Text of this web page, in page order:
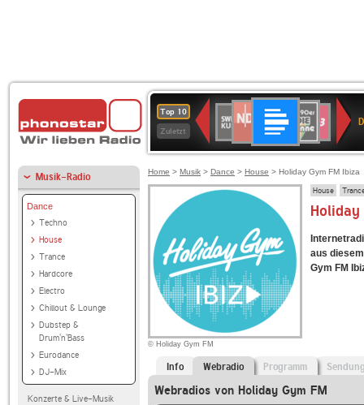
Top 10
Zuletzt
Deutschlandfunk
80er
90er
OLDIE
ANTENNE
SWR3
SWR
Kultur
2
Musik-Radio
Dance
Techno
House
Trance
Hardcore
Electro
Chillout & Lounge
Dubstep &
Drum'n'Bass
Eurodance
DJ-Mix
Konzerte & Live-Musik
Home > Musik > Dance > House > Holiday Gym FM Ibiza
© Holiday Gym FM
House
Holiday
aus
Gym FM
Info Webradio Programm
Webradios von Holiday Gym FM